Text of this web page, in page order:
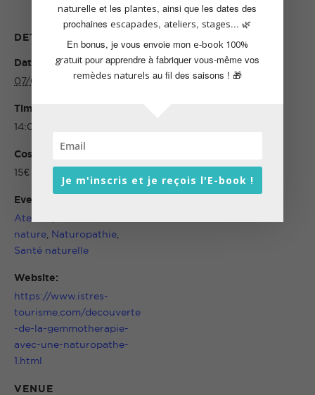
DETAILS
Date:
07/04/2025
Time:
14:00 - 17:00
Cost:
15€
Event Categories:
Ateliers
nature Naturopathie
Santé naturelle
Website:
https://www.istres-
tourisme.com/decouverte
-de-la-gemmotherapie-
avec-une-naturopathe-
1.html
VENUE
Office de Tourisme Istres
naturelle et lesplantes, ainsi que les dates des
prochainesescapades, ateliers, stages... 🌿
En bonus, je vous envoie mon e-book 100%
gratuit pour apprendre à fabriquer vous-même vos
remèdes naturels au fil des saisons ! 🎁
Je m'inscris et je reçois l'E-book !